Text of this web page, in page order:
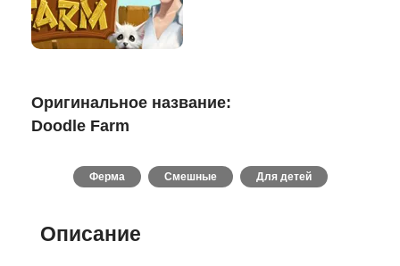
Оригинальное название:
Doodle Farm
Ферма Смешные Для детей
Описание